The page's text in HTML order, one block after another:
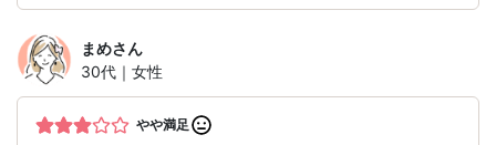
まめさん
30代｜女性
やや満足